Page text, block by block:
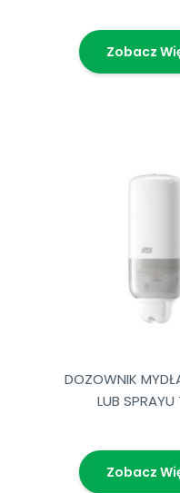
Zobacz
DOZOWNIK
LUB SPRAYU
Zobacz